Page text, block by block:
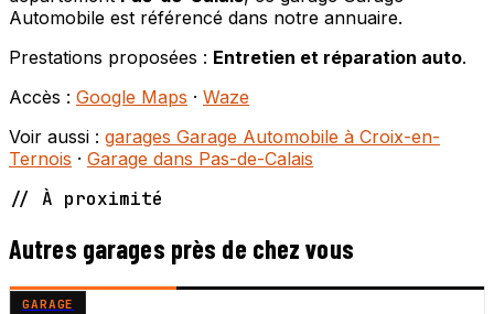
Automobile est référencé dans notre annuaire.
Prestations proposées : Entretien et réparation auto.
Accès : Google Maps · Waze
Voir aussi : garages Garage Automobile à Croix-en-
Ternois · Garage dans Pas-de-Calais
// À proximité
Autres garages près de chez vous
GARAGE